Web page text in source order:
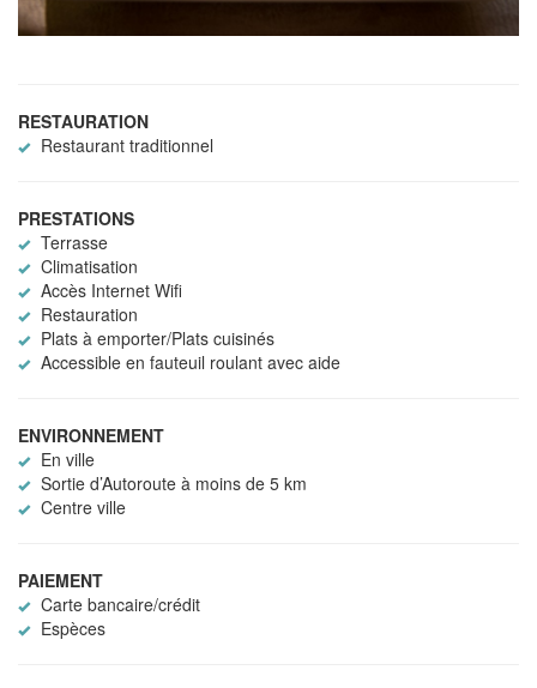
RESTAURATION
Restaurant traditionnel
PRESTATIONS
Terrasse
Climatisation
Accès Internet Wifi
Restauration
Plats à emporter/Plats cuisinés
Accessible en fauteuil roulant avec aide
ENVIRONNEMENT
En ville
Sortie d’Autoroute à moins de 5 km
Centre ville
PAIEMENT
Carte bancaire/crédit
Espèces